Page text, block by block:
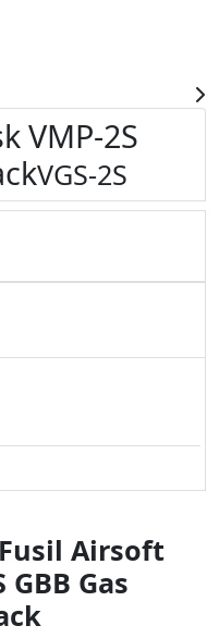
VMP-2S
VGS-2S
Airsoft
GBB Gas